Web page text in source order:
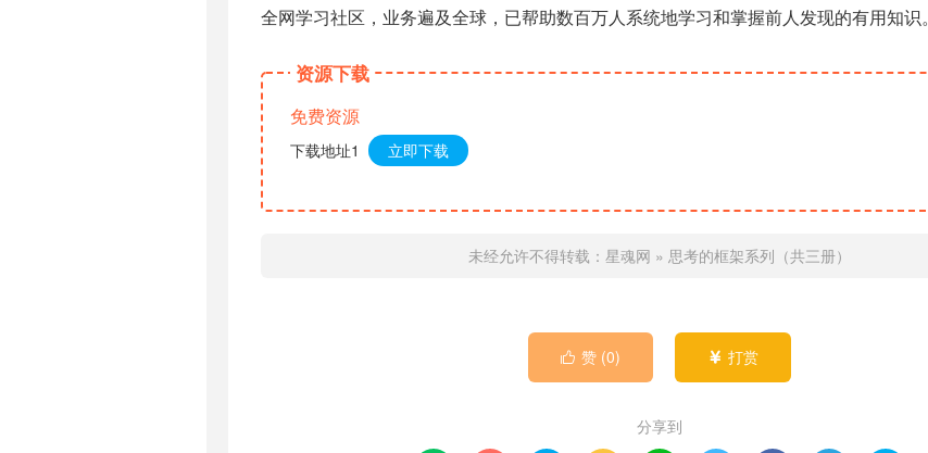
全网学习社区，业务遍及全球，已帮助数百万人系统地学习和掌握前人发现的有用知识。
资源下载
免费资源
下载地址1 立即下载
未经允许不得转载： 星魂网 » 思考的框架系列（共三册）
 赞 (0)  打赏
分享到